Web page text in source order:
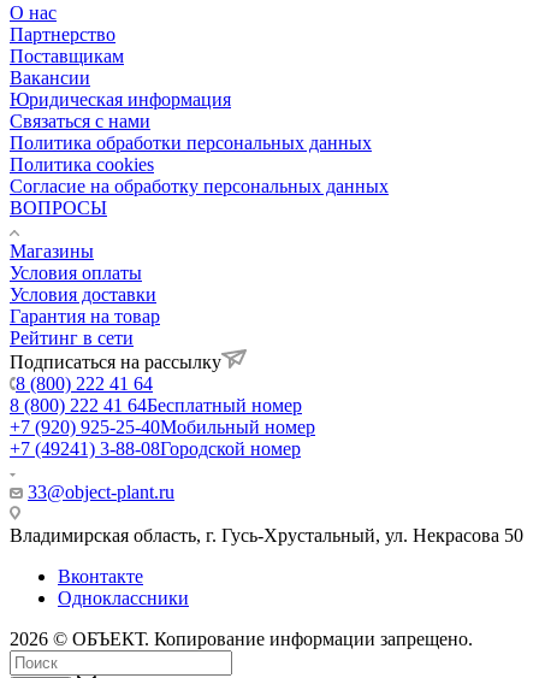
О нас
Партнерство
Поставщикам
Вакансии
Юридическая информация
Связаться с нами
Политика обработки персональных данных
Политика cookies
Согласие на обработку персональных данных
ВОПРОСЫ
Магазины
Условия оплаты
Условия доставки
Гарантия на товар
Рейтинг в сети
Подписаться на рассылку
8 (800) 222 41 64
8 (800) 222 41 64Бесплатный номер
+7 (920) 925-25-40Мобильный номер
+7 (49241) 3-88-08Городской номер
33@object-plant.ru
Владимирская область, г. Гусь-Хрустальный, ул. Некрасова 50
Вконтакте
Одноклассники
2026 © ОБЪЕКТ. Копирование информации запрещено.